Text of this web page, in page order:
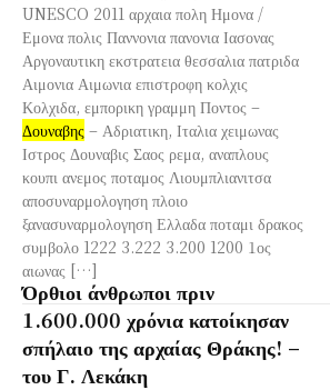
UNESCO 2011 αρχαια πολη Ημονα /
Εμονα πολις Παννονια πανονια Ιασονας
Αργοναυτικη εκστρατεια θεσσαλια πατριδα
Αιμονια Αιμωνια επιστροφη κολχις
Κολχιδα, εμπορικη γραμμη Ποντος –
Δουναβης – Αδριατικη, Ιταλια χειμωνας
Ιστρος Δουναβις Σαος ρεμα, αναπλους
κουπι ανεμος ποταμος Λιουμπλιανιτσα
αποσυναρμολογηση πλοιο
ξανασυναρμολογηση Ελλαδα ποταμι δρακος
συμβολο 1222 3.222 3.200 1200 1ος
αιωνας […]
Όρθιοι άνθρωποι πριν
1.600.000 χρόνια κατοίκησαν
σπήλαιο της αρχαίας Θράκης! –
του Γ. Λεκάκη